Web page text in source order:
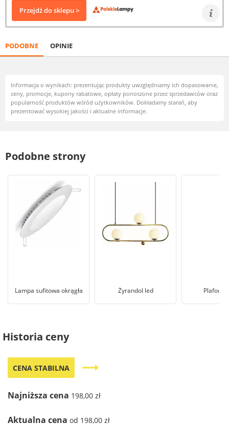
Przejdź do sklepu >
PODOBNE OPINIE
Informacja o wynikach: prezentując produkty uwzględniamy ich dopasowanie,
ceny, promocje, kupony rabatowe, opłaty ponoszone przez sprzedawców oraz
popularność produktów wśród użytkowników. Dokładamy starań, aby
prezentować wysokiej jakości i aktualne informacje.
Podobne strony
Lampa sufitowa okrągła Żyrandol led Plafon
Historia ceny
CENA STABILNA trending_flat
Najniższa cena 198,00 zł
Aktualna cena od 198,00 zł